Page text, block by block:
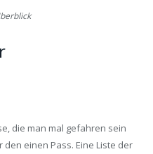
die man mal gefahren sein
einen Pass. Eine Liste der